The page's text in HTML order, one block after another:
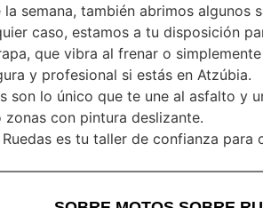
semana, también abrimos
caso, estamos a tu disposición
que vibra al frenar o
y profesional si estás en Atzúbia.
son lo único que te une al asfalto y
con pintura deslizante.
es tu taller de confianza